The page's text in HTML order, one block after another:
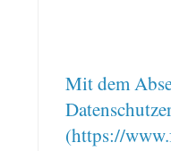
Mit dem
(https://